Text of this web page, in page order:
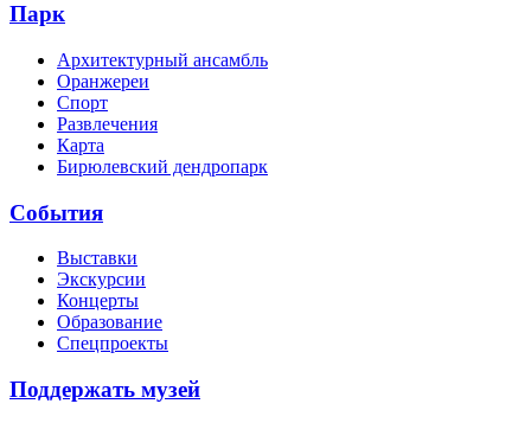
Парк
Архитектурный ансамбль
Оранжереи
Спорт
Развлечения
Карта
Бирюлевский дендропарк
События
Выставки
Экскурсии
Концерты
Образование
Спецпроекты
Поддержать музей